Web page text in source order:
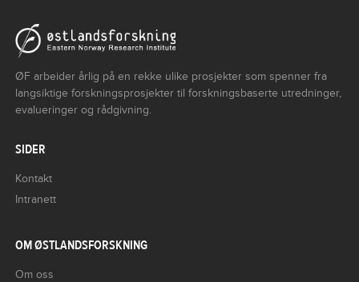
ØF arbeider årlig på en rekke ulike prosjekter som spenner fra
langsiktige forskningsprosjekter til forskningsbaserte utredninger,
evalueringer og rådgivning.
SIDER
Kontakt
Intranett
OM ØSTLANDSFORSKNING
Om oss